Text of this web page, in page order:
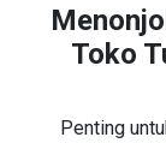
Toko
Penting